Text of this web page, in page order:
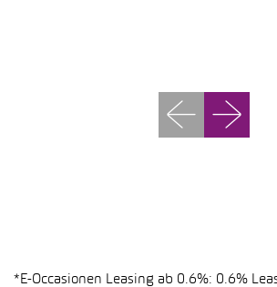
*E-Occasionen Leasing ab 0.6%: 0.6%